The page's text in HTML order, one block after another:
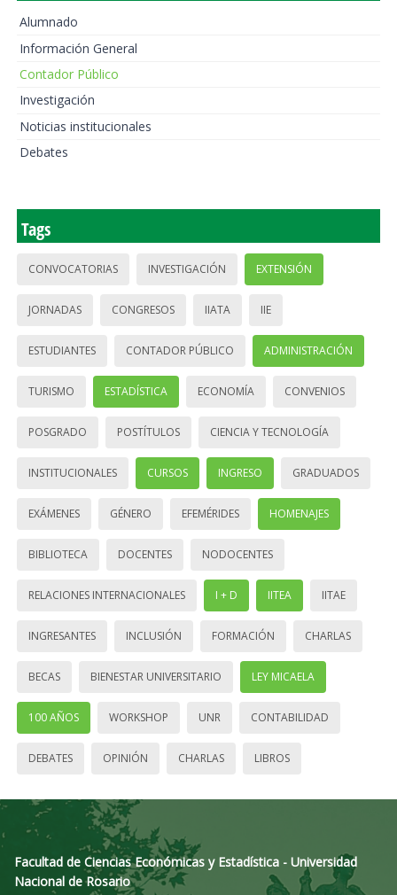
Alumnado
Información General
Contador Público
Investigación
Noticias institucionales
Debates
Tags
CONVOCATORIAS INVESTIGACIÓN EXTENSIÓN
JORNADAS CONGRESOS IIATA IIE
ESTUDIANTES CONTADOR PÚBLICO ADMINISTRACIÓN
TURISMO ESTADÍSTICA ECONOMÍA CONVENIOS
POSGRADO POSTÍTULOS CIENCIA Y TECNOLOGÍA
INSTITUCIONALES CURSOS INGRESO GRADUADOS
EXÁMENES GÉNERO EFEMÉRIDES HOMENAJES
BIBLIOTECA DOCENTES NODOCENTES
RELACIONES INTERNACIONALES I + D IITEA IITAE
INGRESANTES INCLUSIÓN FORMACIÓN CHARLAS
BECAS BIENESTAR UNIVERSITARIO LEY MICAELA
100 AÑOS WORKSHOP UNR CONTABILIDAD
DEBATES OPINIÓN CHARLAS LIBROS
Facultad de Ciencias Económicas y Estadística - Universidad
Nacional de Rosario